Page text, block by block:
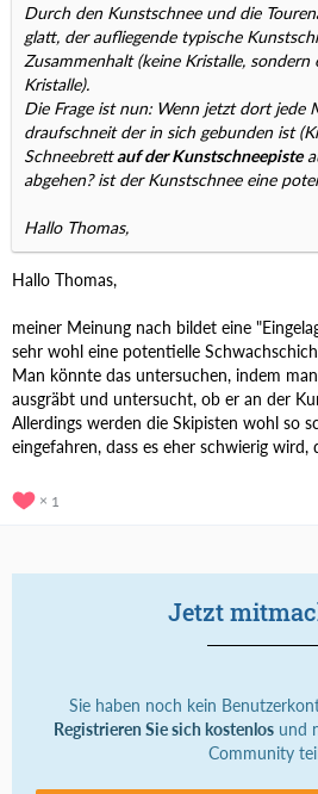
Durch den Kunstschnee und die
glatt, der aufliegende typische
Zusammenhalt (keine Kristalle, sondern
Kristalle).
Die Frage ist nun: Wenn jetzt dort jede
draufschneit der in sich gebunden ist
Schneebrettauf der Kunstschneepiste
abgehen? ist der Kunstschnee eine
Hallo Thomas,
Hallo Thomas,
meiner Meinung nach bildet eine
sehr wohl eine potentielle
Man könnte das untersuchen, indem
ausgräbt und untersucht, ob er an der
Allerdings werden die Skipisten wohl so
eingefahren, dass es eher schwierig wird,
1
Jetzt
Sie haben noch kein
Registrieren Sie sich kostenlos und
Community